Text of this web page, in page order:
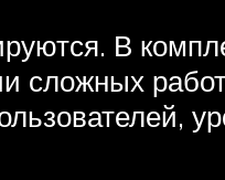
В
сложных